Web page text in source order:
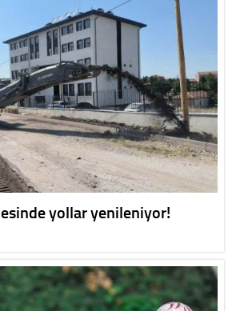
yollar yenileniyor!